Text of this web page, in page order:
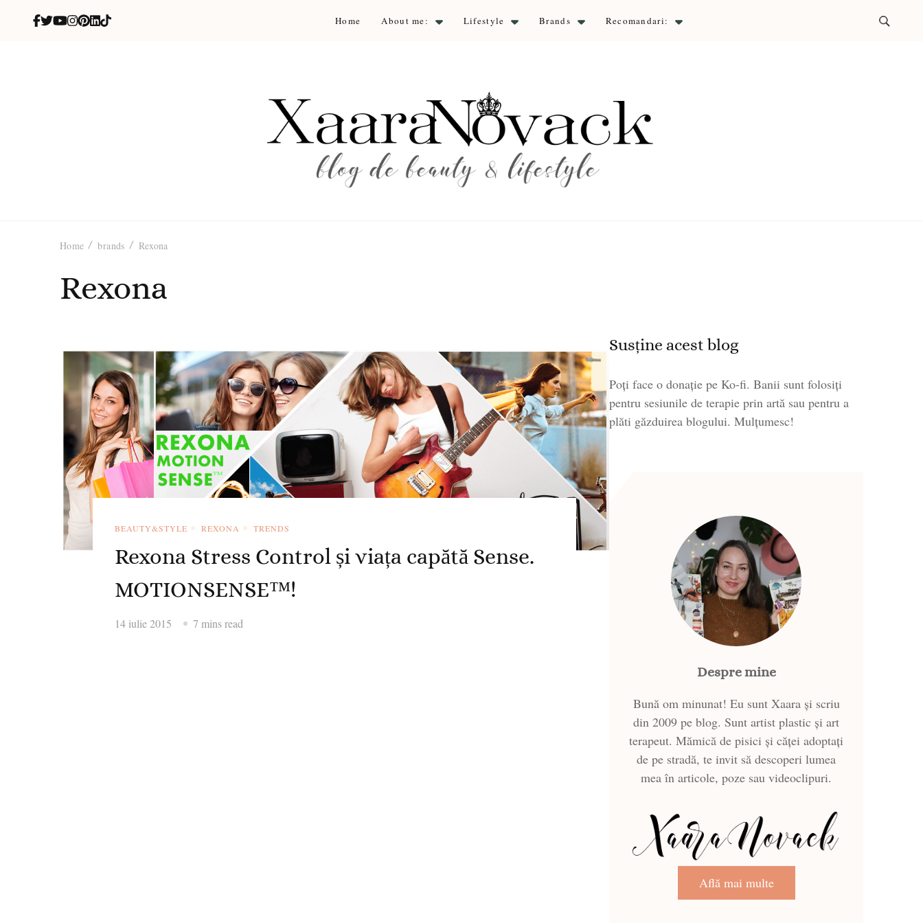
Home About me: Lifestyle Brands Recomandari:
Home brands Rexona
Rexona
BEAUTY&STYLE REXONA TRENDS
Rexona Stress Control și viața capătă Sense.
MOTIONSENSE™!
14 iulie 2015 7 mins read
Susține acest blog
Poți face o donație pe Ko-fi. Banii sunt folosiți
pentru sesiunile de terapie prin artă sau pentru a
plăti găzduirea blogului. Mulțumesc!
Despre mine
Bună om minunat! Eu sunt Xaara și scriu
din 2009 pe blog. Sunt artist plastic și art
terapeut. Mămică de pisici și căței adoptați
de pe stradă, te invit să descoperi lumea
mea în articole, poze sau videoclipuri.
Află mai multe